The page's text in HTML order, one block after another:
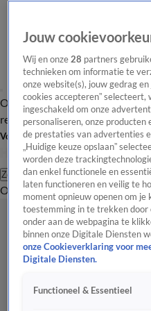
Overzicht Laatste nieuws
redactie
Volg Hart van Nederland
Zoeken
OverzichtRegioUitzendingen
Jouw
Wij en onze28 partners
technieken om informatie te
onze website(s), jouw gedrag
cookies accepteren”
ingeschakeld om onze
personaliseren, onze
de prestaties van advertenties
„Huidige keuze opslaan”
worden deze
dan enkel functionele en
laten functioneren en veilig te
moment opnieuw openen om je
toestemming in te trekken door
onder aan de webpagina te
binnen onze Digitale Diensten
onze Cookieverklaring voor
Digitale Diensten.
Functioneel & Essentieel